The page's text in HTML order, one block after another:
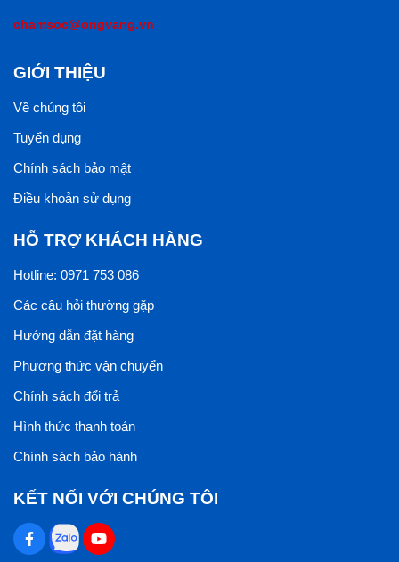
chamsoc@ongvang.vn
GIỚI THIỆU
Về chúng tôi
Tuyển dụng
Chính sách bảo mật
Điều khoản sử dụng
HỖ TRỢ KHÁCH HÀNG
Hotline: 0971 753 086
Các câu hỏi thường gặp
Hướng dẫn đặt hàng
Phương thức vận chuyển
Chính sách đổi trả
Hình thức thanh toán
Chính sách bảo hành
KẾT NỐI VỚI CHÚNG TÔI